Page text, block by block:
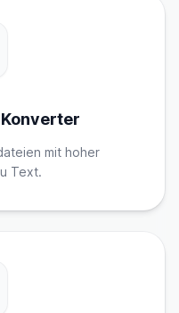
mit hoher
Text.